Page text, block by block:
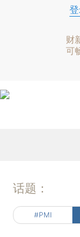
财
可
话题：
#PMI